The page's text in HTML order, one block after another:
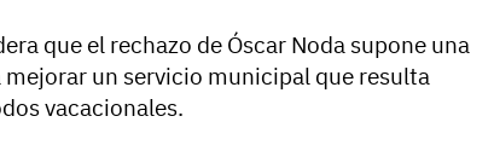
que el rechazo de Óscar Noda supone una
un servicio municipal que resulta
vacacionales.